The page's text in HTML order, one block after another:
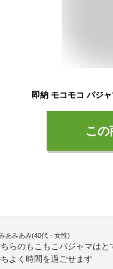
こ
あみあみ(40代・女性)
ちらのもこもこパジャマは
よく時間を過ごせます